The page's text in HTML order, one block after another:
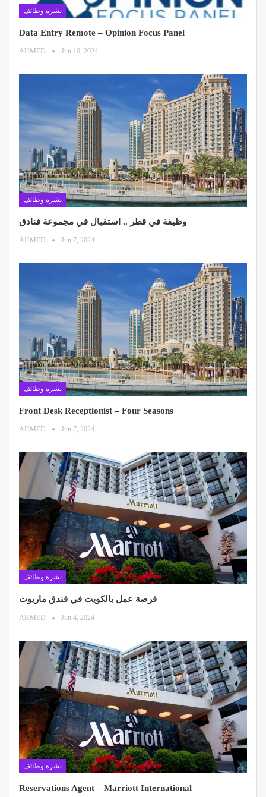
نشرة وظائف
Data Entry Remote – Opinion Focus Panel
AHMED Jun 10, 2024
نشرة وظائف
وظيفة في قطر .. استقبال في مجموعة فنادق
AHMED Jun 7, 2024
نشرة وظائف
Front Desk Receptionist – Four Seasons
AHMED Jun 7, 2024
نشرة وظائف
فرصة عمل بالكويت في فندق ماريوت
AHMED Jun 4, 2024
نشرة وظائف
Reservations Agent – Marriott International